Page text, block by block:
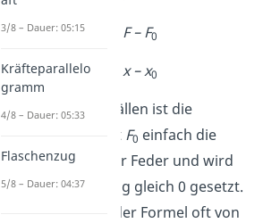
ΔF = F – F0
Δx = x – x0
In den meisten Fällen ist die
anfängliche Kraft F0 einfach die
Gewichtskraft der Feder und wird
zur Vereinfachung gleich 0 gesetzt.
Deshalb wird in der Formel oft von
3/8 – Dauer: 05:15
Kräfteparallelo
gramm
4/8 – Dauer: 05:33
Flaschenzug
5/8 – Dauer: 04:37